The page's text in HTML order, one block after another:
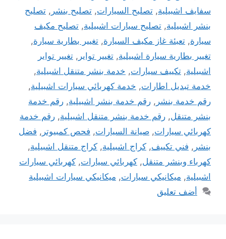
سفايف اشبيلية, تصليح السيارات, تصليح بنشر , تصليح
بنشر اشبيلية, تصليح سيارات اشبيلية, تصليح مكيف
سيارة, تعبئة غاز مكيف السيارة, تغيير بطارية سيارة,
تغيير بطارية سيارة اشبيلية, تغيير تواير , تغيير تواير
اشبيلية, تكييف سيارات, خدمة بنشر متنقل اشبيلية,
خدمة تبديل اطارات, خدمة كهربائي سيارات اشبيلية,
رقم خدمة بنشر , رقم خدمة بنشر اشبيلية, رقم خدمة
بنشر متنقل, رقم خدمة بنشر متنقل اشبيلية, رقم خدمة
كهربائي سيارات, صيانة السيارات, فحص كمبيوتر , فضل
بنشر , فني تكييف, كراج اشبيلية, كراج متنقل اشبيلية,
كهرباء وبنشر متنقل, كهربائي سيارات, كهربائي سيارات
اشبيلية, ميكانيكي سيارات, ميكانيكي سيارات اشبيلية
أضف تعليق